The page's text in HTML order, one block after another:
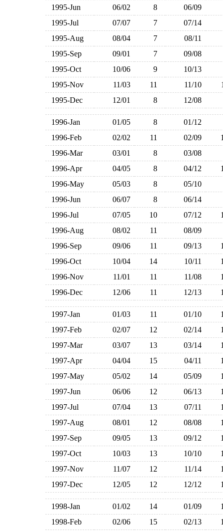
1995-Jun
06/02 8
06/09
1995-Jul
07/07 7
07/14
1995-Aug
08/04 7
08/11
1995-Sep
09/01 7
09/08
1995-Oct
10/06 9
10/13
1995-Nov
11/03 11 11/10
1995-Dec
12/01 8 12/08
1996-Jan 01/05 8
01/12
1996-Feb
02/02 11 02/09
1996-Mar
03/01 8
03/08
1996-Apr
04/05 8 04/12
1996-May
05/03 8
05/10
1996-Jun
06/07 8
06/14
1996-Jul
07/05 10 07/12
1996-Aug
08/02 11
08/09
1996-Sep
09/06 11 09/13
1996-Oct
10/04 14 10/11
1996-Nov
11/01 11 11/08
1996-Dec
12/06 11 12/13
1997-Jan 01/03 11 01/10
1997-Feb
02/07 12 02/14
1997-Mar
03/07 13 03/14
1997-Apr
04/04 15 04/11
1997-May
05/02 14 05/09
1997-Jun
06/06 12 06/13
1997-Jul
07/04 13 07/11
1997-Aug
08/01 12 08/08
1997-Sep
09/05 13 09/12
1997-Oct
10/03 13 10/10
1997-Nov
11/07 12 11/14
1997-Dec
12/05 12 12/12
1998-Jan 01/02 14 01/09
1998-Feb
02/06 15 02/13